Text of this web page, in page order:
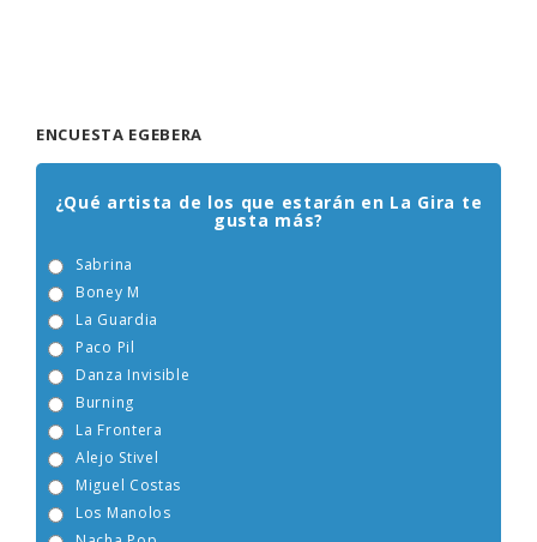
¿Qué artista de los que estarán en La Gira te
gusta más?
Boney M
Burning
Alejo Stivel
Miguel Costas